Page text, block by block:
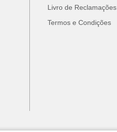
Livro de Reclamações
Termos e Condições